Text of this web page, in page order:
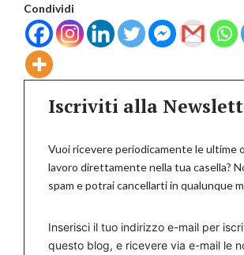
Condividi
Iscriviti alla
Vuoi ricevere periodicamente le ultime
lavoro direttamente nella tua casella?
spam e potrai cancellarti in qualunque
Inserisci il tuo indirizzo e-mail per
questo blog, e ricevere via e-mail le